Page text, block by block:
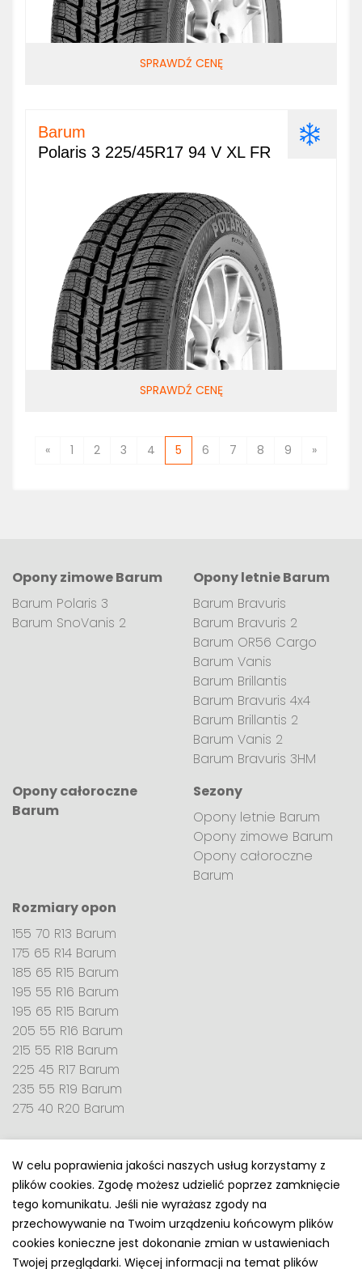
SPRAWDŹ CENĘ
Barum
Polaris 3 225/45R17 94 V XL FR
SPRAWDŹ CENĘ
« 1 2 3 4 5 6 7 8 9 »
Opony zimowe Barum
Barum Polaris 3
Barum SnoVanis 2
Opony letnie Barum
Barum Bravuris
Barum Bravuris 2
Barum OR56 Cargo
Barum Vanis
Barum Brillantis
Barum Bravuris 4x4
Barum Brillantis 2
Barum Vanis 2
Barum Bravuris 3HM
Opony całoroczne
Barum
Sezony
Opony letnie Barum
Opony zimowe Barum
Opony całoroczne
Barum
Rozmiary opon
155 70 R13 Barum
175 65 R14 Barum
185 65 R15 Barum
195 55 R16 Barum
195 65 R15 Barum
205 55 R16 Barum
215 55 R18 Barum
225 45 R17 Barum
235 55 R19 Barum
275 40 R20 Barum
Polityka prywatności
e-mail: kontakt@opony.com.pl
Copyright © 2000-2023 Opony.com.pl
W celu poprawienia jakości naszych usług korzystamy z
plików cookies. Zgodę możesz udzielić poprzez zamknięcie
tego komunikatu. Jeśli nie wyrażasz zgody na
przechowywanie na Twoim urządzeniu końcowym plików
cookies konieczne jest dokonanie zmian w ustawieniach
Twojej przeglądarki. Więcej informacji na temat plików